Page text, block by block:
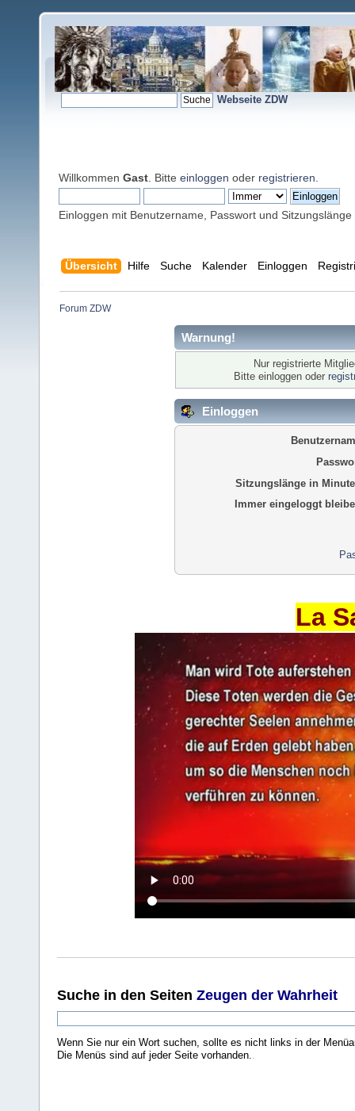
Webseite ZDW
Willkommen Gast . Bitte einloggen oder registrieren
Einloggen mit Benutzername, Passwort und Sitzungslänge
Übersicht Hilfe Suche Kalender Einloggen
Forum ZDW
Warnung!
Nur registrierte
Bitte einloggen oder
Einloggen
Sitzungslänge in
Immer eingeloggt
La
Suche in den Seiten Zeugen der Wahrheit
Wenn Sie nur ein Wort suchen, sollte es nicht links in der
Die Menüs sind auf jeder Seite vorhanden..